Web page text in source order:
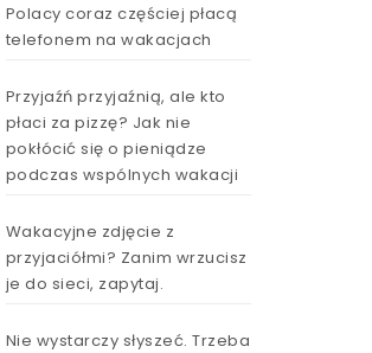
Polacy coraz częściej płacą
telefonem na wakacjach
Przyjaźń przyjaźnią, ale kto
płaci za pizzę? Jak nie
pokłócić się o pieniądze
podczas wspólnych wakacji
Wakacyjne zdjęcie z
przyjaciółmi? Zanim wrzucisz
je do sieci, zapytaj.
Nie wystarczy słyszeć. Trzeba